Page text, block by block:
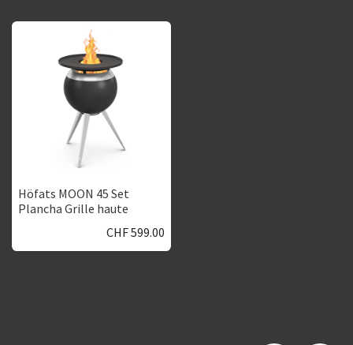
Höfats MOON 45 Set
Plancha Grille haute
CHF599.00